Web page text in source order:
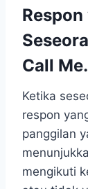
Call
Ketika
respon
panggilan
mengikuti